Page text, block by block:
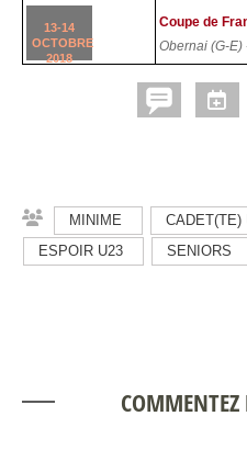
13-14
OCTOBRE
2018
Coupe de
Obernai (G-
MINIME CADET(TE)
ESPOIR U23
SENIORS
COMMENTEZ